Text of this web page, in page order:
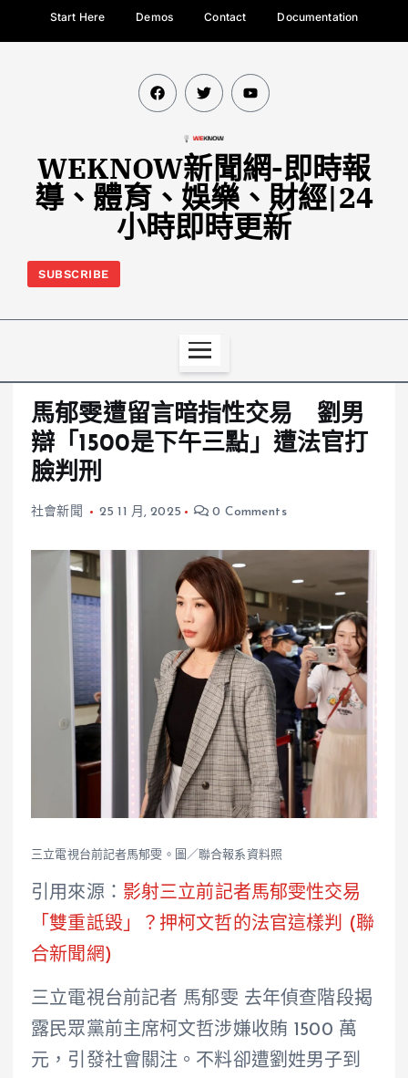
Start Here Demos Contact Documentation
WEKNOW新聞網-即時報
導、體育、娛樂、財經|24
小時即時更新
SUBSCRIBE
馬郁雯遭留言暗指性交易 劉男
辯「1500是下午三點」遭法官打
臉判刑
社會新聞 25 11 月, 2025 0 Comments
三立電視台前記者馬郁雯。圖／聯合報系資料照
引用來源： 影射三立前記者馬郁雯性交易
「雙重詆毀」？押柯文哲的法官這樣判 (聯
合新聞網)
三立電視台前記者 馬郁雯 去年偵查階段揭
露民眾黨前主席柯文哲涉嫌收賄 1500 萬
元，引發社會關注。不料卻遭劉姓男子到